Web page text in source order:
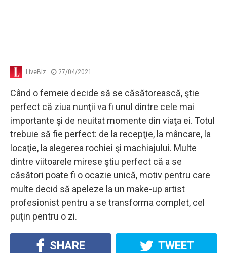
LiveBiz 27/04/2021
Când o femeie decide să se căsătorească, ştie
perfect că ziua nunţii va fi unul dintre cele mai
importante şi de neuitat momente din viaţa ei. Totul
trebuie să fie perfect: de la recepţie, la mâncare, la
locaţie, la alegerea rochiei şi machiajului. Multe
dintre viitoarele mirese ştiu perfect că a se
căsători poate fi o ocazie unică, motiv pentru care
multe decid să apeleze la un make-up artist
profesionist pentru a se transforma complet, cel
puţin pentru o zi.
SHARE TWEET